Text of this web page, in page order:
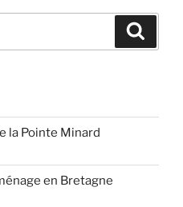
la Pointe Minard
en Bretagne